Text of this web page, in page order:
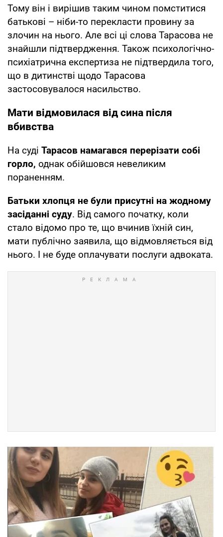
Тому він і вирішив таким чином помститися
батькові – ніби-то перекласти провину за
злочин на нього. Але всі ці слова Тарасова не
знайшли підтвердження. Також психологічно-
психіатрична експертиза не підтвердила того,
що в дитинстві щодо Тарасова
застосовувалося насильство.
Мати відмовилася від сина після
вбивства
На суді Тарасов намагався перерізати собі
горло, однак обійшовся невеликим
пораненням.
Батьки хлопця не були присутні на жодному
засіданні суду. Від самого початку, коли
стало відомо про те, що вчинив їхній син,
мати публічно заявила, що відмовляється від
нього. І не буде оплачувати послуги адвоката.